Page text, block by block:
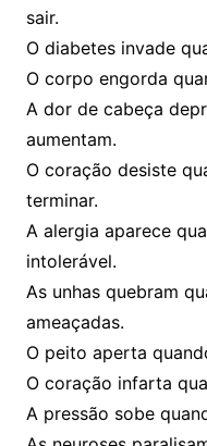
sair.
O diabetes invade
O corpo engorda
A dor de cabeça
aumentam.
O coração desiste
terminar.
A alergia aparece
intolerável.
As unhas quebram
ameaçadas.
O peito aperta
O coração infarta
A pressão sobe